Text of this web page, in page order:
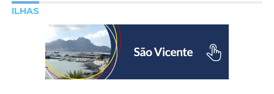
ILHAS